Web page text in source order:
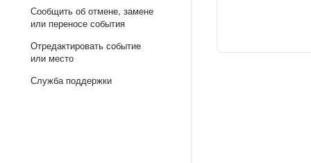
Сообщить об отмене, замене
или переносе события
Отредактировать событие
или место
Служба поддержки